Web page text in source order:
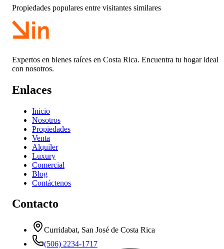
Propiedades populares entre visitantes similares
Expertos en bienes raíces en Costa Rica. Encuentra tu hogar ideal
con nosotros.
Enlaces
Inicio
Nosotros
Propiedades
Venta
Alquiler
Luxury
Comercial
Blog
Contáctenos
Contacto
Curridabat, San José de Costa Rica
(506) 2234-1717